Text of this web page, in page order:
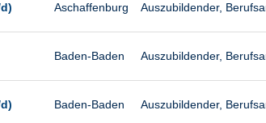
Aschaffenburg Auszubildender,
Baden-Baden Auszubildender,
Baden-Baden Auszubildender,